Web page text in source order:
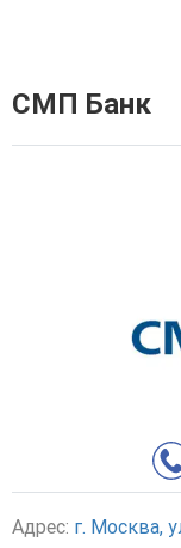
СМП Банк
Адрес: г. Москва,